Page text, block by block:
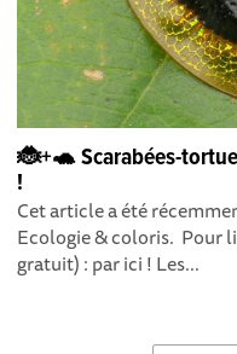
🐞+🐢 Scarabées-
!
Cet article a été
Ecologie & coloris. Pour
gratuit) : par ici ! Les...